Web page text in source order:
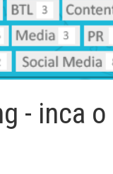
- inca o